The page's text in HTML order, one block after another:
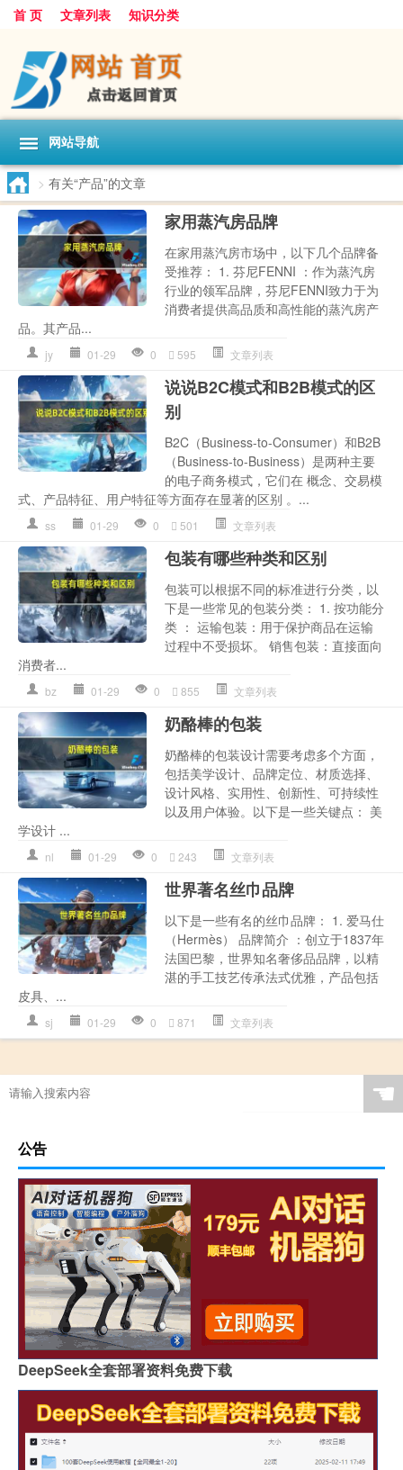
首 页 文章列表 知识分类
网站导航
> 有关“产品”的文章
家用蒸汽房品牌
在家用蒸汽房市场中，以下几个品牌备
受推荐： 1. 芬尼FENNI ：作为蒸汽房
行业的领军品牌，芬尼FENNI致力于为
消费者提供高品质和高性能的蒸汽房产
品。其产品...
jy 01-29 0 595 文章列表
说说B2C模式和B2B模式的区
别
B2C（Business-to-Consumer）和B2B
（Business-to-Business）是两种主要
的电子商务模式，它们在 概念、交易模
式、产品特征、用户特征等方面存在显著的区别 。...
ss 01-29 0 501 文章列表
包装有哪些种类和区别
包装可以根据不同的标准进行分类，以
下是一些常见的包装分类： 1. 按功能分
类 ： 运输包装：用于保护商品在运输
过程中不受损坏。 销售包装：直接面向
消费者...
bz 01-29 0 855 文章列表
奶酪棒的包装
奶酪棒的包装设计需要考虑多个方面，
包括美学设计、品牌定位、材质选择、
设计风格、实用性、创新性、可持续性
以及用户体验。以下是一些关键点： 美
学设计 ...
nl 01-29 0 243 文章列表
世界著名丝巾品牌
以下是一些有名的丝巾品牌： 1. 爱马仕
（Hermès） 品牌简介 ：创立于1837年
法国巴黎，世界知名奢侈品品牌，以精
湛的手工技艺传承法式优雅，产品包括
皮具、...
sj 01-29 0 871 文章列表
☚
公告
DeepSeek全套部署资料免费下载